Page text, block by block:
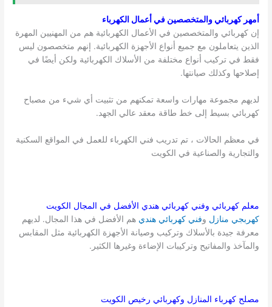
أمهر كهربائي والمتخصصين في أعمال الكهرباء
إن كهربائي والمتخصصين في الأعمال الكهربائية هم من المهنيين المهرة
الذين يتعاملون مع جميع أنواع الأجهزة الكهربائية. إنهم متخصصون ليس
فقط في تركيب أنواع مختلفة من الأسلاك الكهربائية ولكن أيضًا في
إصلاحها وكذلك صيانتها.
لديهم مجموعة مهارات واسعة تمكنهم من تثبيت أي شيء من مصباح
كهربائي بسيط إلى خط طاقة معقد عالي الجهد.
في معظم الحالات ، تم تدريب فني الكهرباء للعمل في المواقع السكنية
والتجارية والصناعية في الكويت
معلم كهربائي وفني كهربائي هندي الأفضل في المجال الكويت
كهربجي منازل وفني كهربائي هندي هم الأفضل في هذا المجال. لديهم
معرفة جيدة بالأسلاك وتركيب وصيانة الأجهزة الكهربائية مثل المقابس
والمآخذ والمفاتيح وتركيبات الإضاءة وغيرها الكثير.
مصلح كهرباء المنازل وكهربائي رخيص الكويت